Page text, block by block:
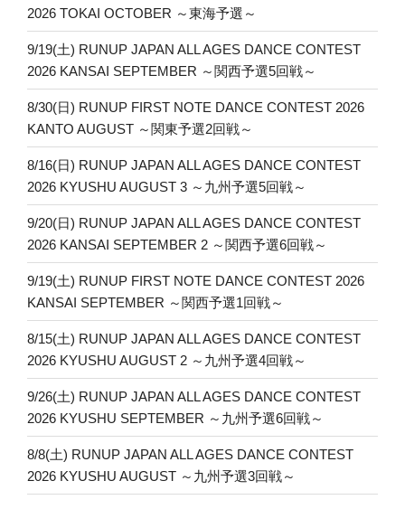
2026 TOKAI OCTOBER ～東海予選～
9/19(土) RUNUP JAPAN ALL AGES DANCE CONTEST
2026 KANSAI SEPTEMBER ～関西予選5回戦～
8/30(日) RUNUP FIRST NOTE DANCE CONTEST 2026
KANTO AUGUST ～関東予選2回戦～
8/16(日) RUNUP JAPAN ALL AGES DANCE CONTEST
2026 KYUSHU AUGUST 3 ～九州予選5回戦～
9/20(日) RUNUP JAPAN ALL AGES DANCE CONTEST
2026 KANSAI SEPTEMBER 2 ～関西予選6回戦～
9/19(土) RUNUP FIRST NOTE DANCE CONTEST 2026
KANSAI SEPTEMBER ～関西予選1回戦～
8/15(土) RUNUP JAPAN ALL AGES DANCE CONTEST
2026 KYUSHU AUGUST 2 ～九州予選4回戦～
9/26(土) RUNUP JAPAN ALL AGES DANCE CONTEST
2026 KYUSHU SEPTEMBER ～九州予選6回戦～
8/8(土) RUNUP JAPAN ALL AGES DANCE CONTEST
2026 KYUSHU AUGUST ～九州予選3回戦～